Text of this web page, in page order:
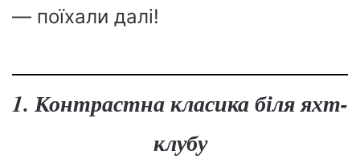
— поїхали далі!
1. Контрастна класика біля яхт-
клубу